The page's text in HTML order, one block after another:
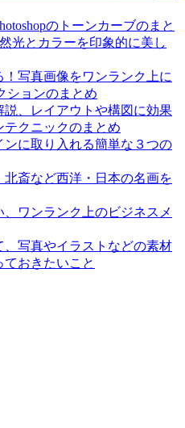
のトーンカーブのまと
光とカラーを印象的に美し
写真画像をワンランク上に
ションのまとめ
、レイアウトや構図に効果
クニックのまとめ
に取り入れる簡単な３つの
斎など西洋・日本の名画を
ワンランク上のビジネスメ
写真やイラストなどの素材
おきたいこと